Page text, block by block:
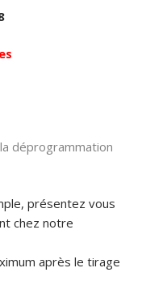
déprogrammation
présentez vous
chez notre
après le tirage